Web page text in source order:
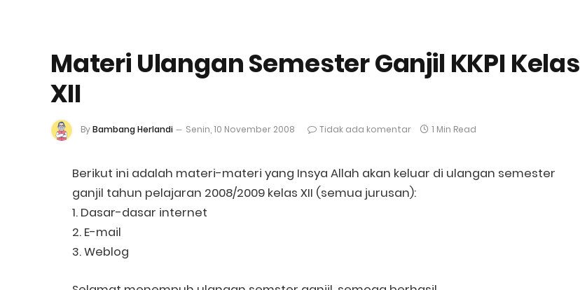
Materi Ulangan Semester Ganjil KKPI Kelas
XII
ByBambang Herlandi Senin, 10 November 2008 Tidak ada komentar 1 Min Read
Berikut ini adalah materi-materi yang Insya Allah akan keluar di ulangan semester
ganjil tahun pelajaran 2008/2009 kelas XII (semua jurusan):
1. Dasar-dasar internet
2. E-mail
3. Weblog